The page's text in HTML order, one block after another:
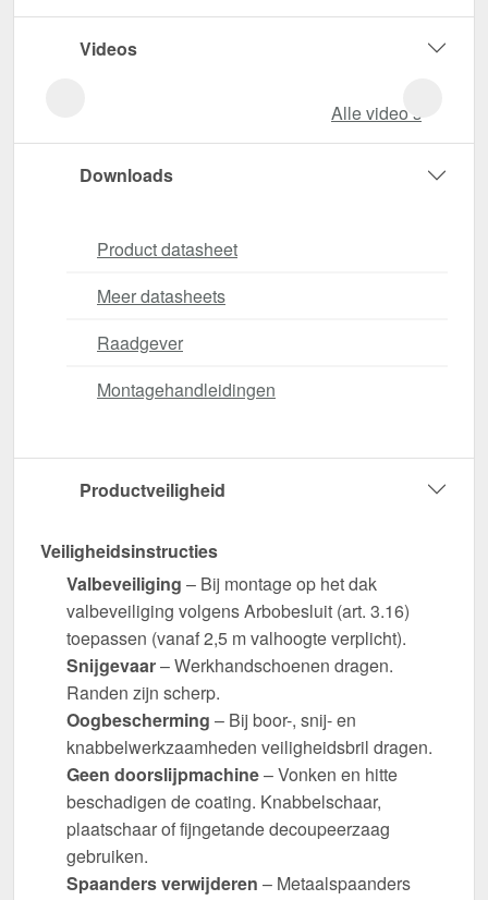
Videos
Alle video‘s
Downloads
Product datasheet
Meer datasheets
Raadgever
Montagehandleidingen
Productveiligheid
Veiligheidsinstructies
Valbeveiliging – Bij montage op het dak
valbeveiliging volgens Arbobesluit (art. 3.16)
toepassen (vanaf 2,5 m valhoogte verplicht).
Snijgevaar– Werkhandschoenen dragen.
Randen zijn scherp.
Oogbescherming – Bij boor-, snij- en
knabbelwerkzaamheden veiligheidsbril dragen.
Geen doorslijpmachine– Vonken en hitte
beschadigen de coating. Knabbelschaar,
plaatschaar of fijngetande decoupeerzaag
gebruiken.
Spaanders verwijderen – Metaalspaanders